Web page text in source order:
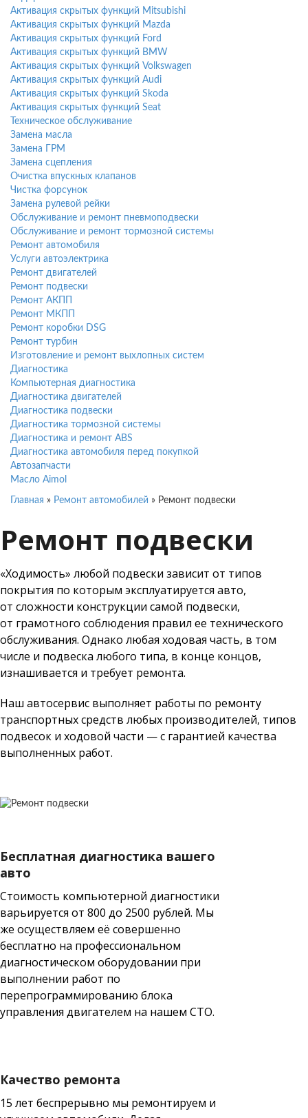
Активация скрытых функций Mitsubishi
Активация скрытых функций Mazda
Активация скрытых функций Ford
Активация скрытых функций BMW
Активация скрытых функций Volkswagen
Активация скрытых функций Audi
Активация скрытых функций Skoda
Активация скрытых функций Seat
Техническое обслуживание
Замена масла
Замена ГРМ
Замена сцепления
Очистка впускных клапанов
Чистка форсунок
Замена рулевой рейки
Обслуживание и ремонт пневмоподвески
Обслуживание и ремонт тормозной системы
Ремонт автомобиля
Услуги автоэлектрика
Ремонт двигателей
Ремонт подвески
Ремонт АКПП
Ремонт МКПП
Ремонт коробки DSG
Ремонт турбин
Изготовление и ремонт выхлопных систем
Диагностика
Компьютерная диагностика
Диагностика двигателей
Диагностика подвески
Диагностика тормозной системы
Диагностика и ремонт ABS
Диагностика автомобиля перед покупкой
Автозапчасти
Масло Aimol
Главная » Ремонт автомобилей » Ремонт подвески
Ремонт подвески
«Ходимость» любой подвески зависит от типов
покрытия по которым эксплуатируется авто,
от сложности конструкции самой подвески,
от грамотного соблюдения правил ее технического
обслуживания. Однако любая ходовая часть, в том
числе и подвеска любого типа, в конце концов,
изнашивается и требует ремонта.
Наш автосервис выполняет работы по ремонту
транспортных средств любых производителей, типов
подвесок и ходовой части — с гарантией качества
выполненных работ.
Бесплатная диагностика вашего
авто
Стоимость компьютерной диагностики
варьируется от 800 до 2500 рублей. Мы
же осуществляем её совершенно
бесплатно на профессиональном
диагностическом оборудовании при
выполнении работ по
перепрограммированию блока
управления двигателем на нашем СТО.
Качество ремонта
15 лет беспрерывно мы ремонтируем и